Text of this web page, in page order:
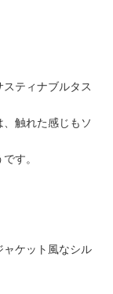
ティナブルタス
触れた感じもソ
す。
ケット風なシル